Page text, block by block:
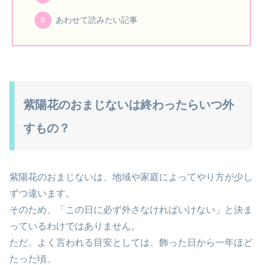
あわせて読みたい記事
紫陽花のおまじないは終わったらいつ外
すもの？
紫陽花のおまじないは、地域や家庭によってやり方が少し
ずつ違います。
そのため、「この日に必ず外さなければいけない」と決ま
っているわけではありません。
ただ、よく言われる目安としては、飾った日から一年ほど
たった頃、